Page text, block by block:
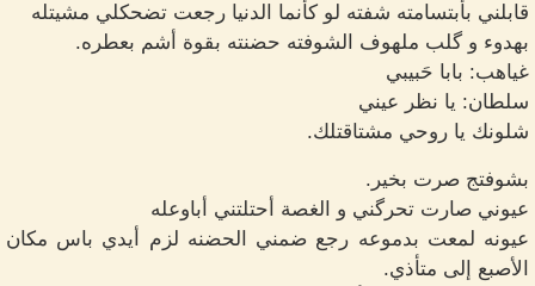
قابلني بأبتسامته شفته لو كأنما الدنيا رجعت تضحكلي مشيتله
بهدوء و گلب ملهوف الشوفته حضنته بقوة أشم بعطره.
غياهب: بابا حَبيبي
سلطان: يا نظر عيني
شلونك يا روحي مشتاقتلك.
بشوفتج صرت بخير.
عيوني صارت تحرگني و الغصة أحتلتني أباوعله
عيونه لمعت بدموعه رجع ضمني الحضنه لزم أيدي باس مكان
الأصبع إلى متأذي.